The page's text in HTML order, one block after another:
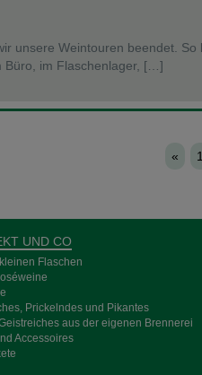
unsere Weintouren beendet. So
Büro, im Flaschenlager, […]
« 1
UND CO
Flaschen
Pri­ckeln­des und Pikantes
aus der eigenen Bren­nerei
Acces­­soires